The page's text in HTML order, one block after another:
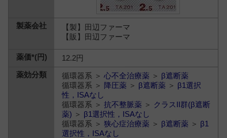
【製】田辺ファーマ
【販】田辺ファーマ
12.2円
循環器系 ＞心不全治療薬 ＞ β遮断薬
循環器系 ＞ 降圧薬 ＞ β遮断薬 ＞ β1選択
性，ISAなし
循環器系 ＞抗不整脈薬 ＞ クラスII群(β遮断
薬) ＞ β1選択性，ISAなし
循環器系 ＞狭心症治療薬 ＞ β遮断薬 ＞ β1
選択性，ISAなし